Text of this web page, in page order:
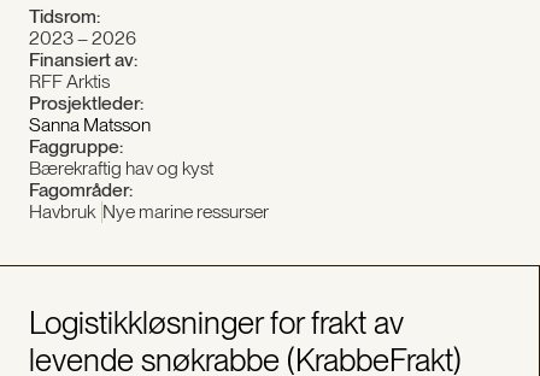
Tidsrom:
2023 – 2026
Finansiert av:
RFF Arktis
Prosjektleder:
Sanna Matsson
Faggruppe:
Bærekraftig hav og kyst
Fagområder:
Havbruk Nye marine ressurser
Logistikkløsninger for frakt av
levende snøkrabbe (KrabbeFrakt)